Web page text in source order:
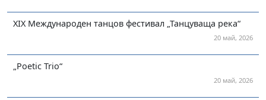
XIX Международен танцов фестивал „Танцуваща река“
20 май, 2026
„Poetic Trio“
20 май, 2026